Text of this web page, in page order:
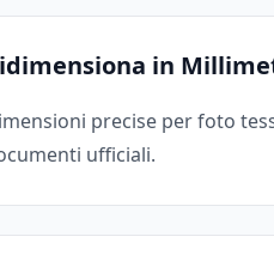
in
precise per foto
ufficiali.